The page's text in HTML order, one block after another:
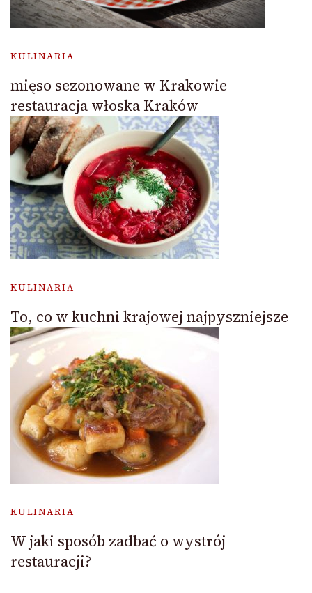
KULINARIA
mięso sezonowane w Krakowie
restauracja włoska Kraków
KULINARIA
To, co w kuchni krajowej najpyszniejsze
KULINARIA
W jaki sposób zadbać o wystrój
restauracji?